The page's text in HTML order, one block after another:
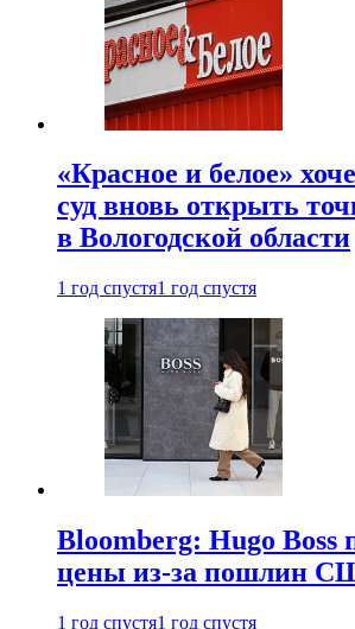
«Красное и белое»
суд вновь открыть
в Вологодской области
1 год спустя1 год спустя
Bloomberg: Hugo Boss
цены из-за пошлин
1 год спустя1 год спустя